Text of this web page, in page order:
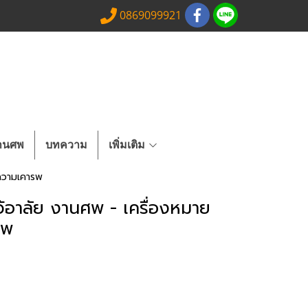
0869099921
นศพ บทความ เพิ่มเติม
ามเคารพ
าลัย งานศพ - เครื่องหมาย